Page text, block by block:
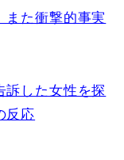
また衝撃的事実
訴した女性を探
反応